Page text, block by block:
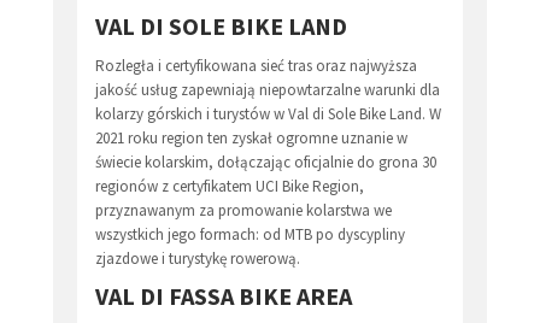
VAL DI SOLE BIKE LAND
Rozległa i certyfikowana sieć tras oraz najwyższa
jakość usług zapewniają niepowtarzalne warunki dla
kolarzy górskich i turystów w Val di Sole Bike Land. W
2021 roku region ten zyskał ogromne uznanie w
świecie kolarskim, dołączając oficjalnie do grona 30
regionów z certyfikatem UCI Bike Region,
przyznawanym za promowanie kolarstwa we
wszystkich jego formach: od MTB po dyscypliny
zjazdowe i turystykę rowerową.
VAL DI FASSA BIKE AREA